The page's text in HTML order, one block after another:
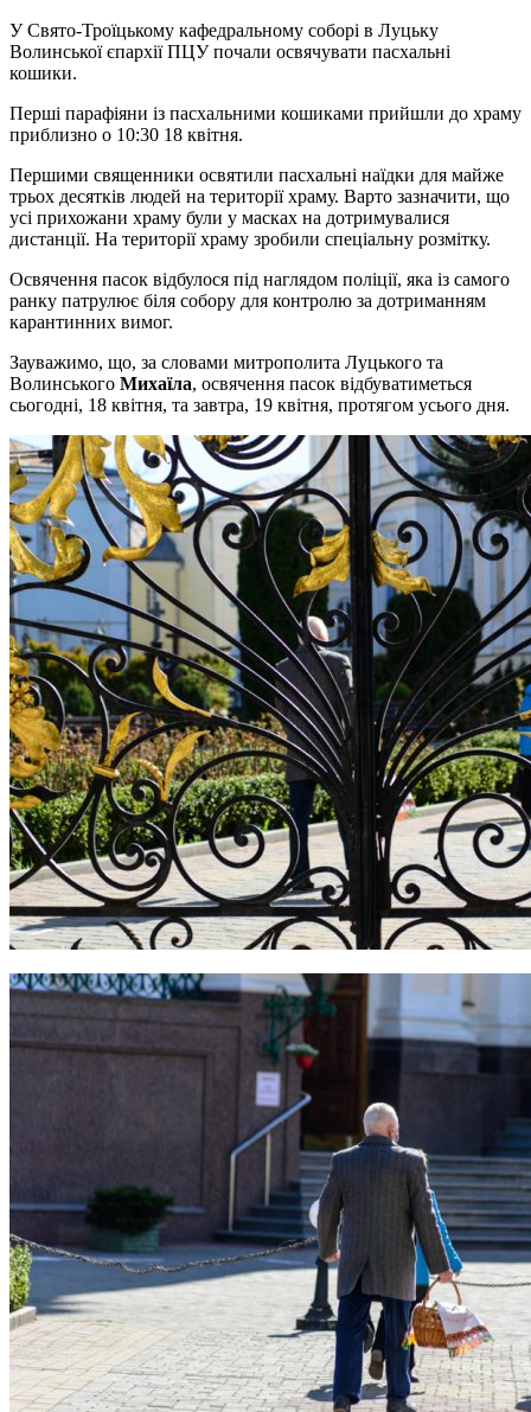
У Свято-Троїцькому кафедральному соборі в Луцьку
Волинської єпархії ПЦУ почали освячувати пасхальні
кошики.
Перші парафіяни із пасхальними кошиками прийшли до храму
приблизно о 10:30 18 квітня.
Першими священники освятили пасхальні наїдки для майже
трьох десятків людей на території храму. Варто зазначити, що
усі прихожани храму були у масках на дотримувалися
дистанції. На території храму зробили спеціальну розмітку.
Освячення пасок відбулося під наглядом поліції, яка із самого
ранку патрулює біля собору для контролю за дотриманням
карантинних вимог.
Зауважимо, що, за словами митрополита Луцького та
Волинського Михаїла, освячення пасок відбуватиметься
сьогодні, 18 квітня, та завтра, 19 квітня, протягом усього дня.